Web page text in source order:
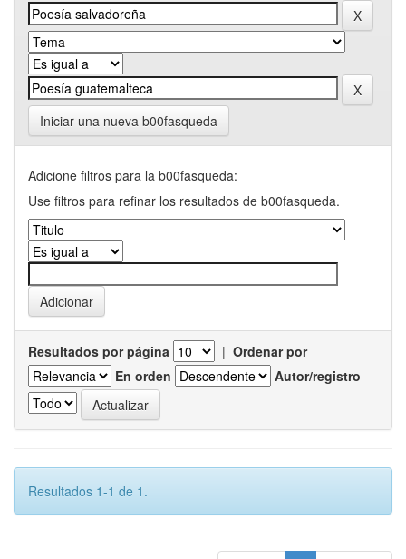
Iniciar una nueva b00fasqueda
Adicione filtros para la b00fasqueda:
Use filtros para refinar los resultados de b00fasqueda.
Resultados por página | Ordenar por
En orden
Autor/registro
Resultados 1-1 de 1.